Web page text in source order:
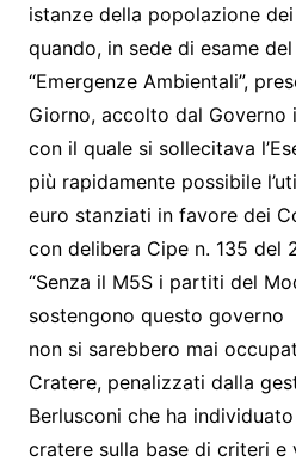
istanze della popolazione
quando, in sede di esame
“Emergenze Ambientali”,
Giorno, accolto dal Governo
con il quale si sollecitava
più rapidamente possibile
euro stanziati in favore dei
con delibera Cipe n. 135 del
“Senza il M5S i partiti del
sostengono questo governo
non si sarebbero mai
Cratere, penalizzati dalla
Berlusconi che ha
cratere sulla base di criteri e